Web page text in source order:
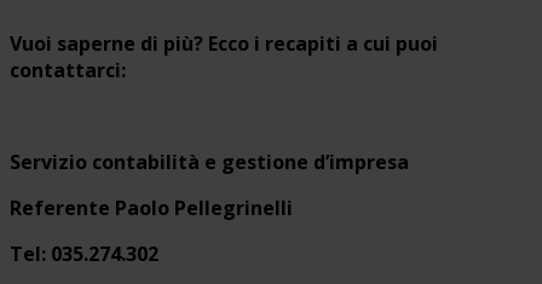
Vuoi saperne di più? Ecco i recapiti a cui puoi
contattarci:
Servizio contabilità e gestione d’impresa
Referente Paolo Pellegrinelli
Tel: 035.274.302